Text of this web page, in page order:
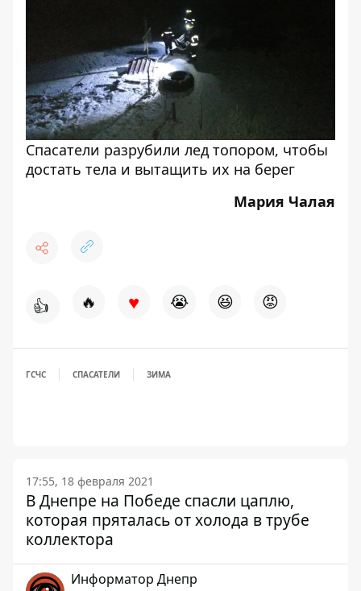
Спасатели разрубили лед топором, чтобы
достать тела и вытащить их на берег
Мария Чалая
👍 🔥 ♥ 😭 😆 😡
ГСЧС СПАСАТЕЛИ ЗИМА
17:55, 18 февраля 2021
В Днепре на Победе спасли цаплю,
которая пряталась от холода в трубе
коллектора
Информатор Днепр